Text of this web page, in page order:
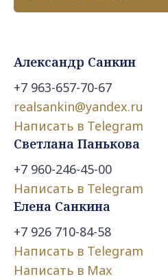
Александр Санкин
+7 963-657-70-67
realsankin@yandex.ru
Написать в Telegram
Светлана Панькова
+7 960-246-45-00
Написать в Telegram
Елена Санкина
+7 926 710-84-58
Написать в Telegram
Написать в Max